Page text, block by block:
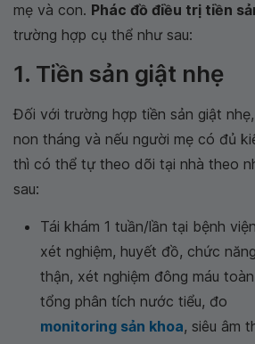
mẹ và con. Phác đồ điều trị tiền
trường hợp cụ thể như sau:
1. Tiền sản giật nhẹ
Đối với trường hợp tiền sản giật
non tháng và nếu người mẹ có đủ
thì có thể tự theo dõi tại nhà theo
sau:
Tái khám 1 tuần/lần tại bệnh
xét nghiệm, huyết đồ, chức
thận, xét nghiệm đông máu
tổng phân tích nước tiểu, đo
monitoring sản khoa, siêu âm